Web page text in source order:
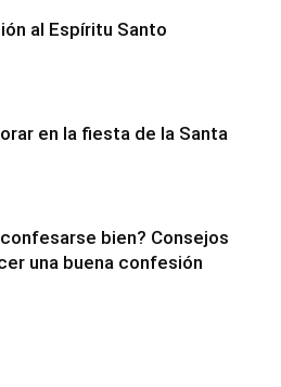
al Espíritu Santo
en la fiesta de la Santa
bien? Consejos
una buena confesión